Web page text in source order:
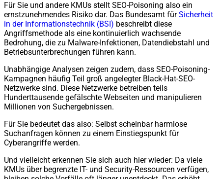
Für Sie und andere KMUs stellt SEO-Poisoning also ein
ernstzunehmendes Risiko dar. Das Bundesamt fürSicherheit
in der Informationstechnik (BSI) beschreibt diese
Angriffsmethode als eine kontinuierlich wachsende
Bedrohung, die zu Malware-Infektionen, Datendiebstahl und
Betriebsunterbrechungen führen kann.
Unabhängige Analysen zeigen zudem, dass SEO-Poisoning-
Kampagnen häufig Teil groß angelegter Black-Hat-SEO-
Netzwerke sind. Diese Netzwerke betreiben teils
Hunderttausende gefälschte Webseiten und manipulieren
Millionen von Suchergebnissen.
Für Sie bedeutet das also: Selbst scheinbar harmlose
Suchanfragen können zu einem Einstiegspunkt für
Cyberangriffe werden.
Und vielleicht erkennen Sie sich auch hier wieder: Da viele
KMUs über begrenzte IT- und Security-Ressourcen verfügen,